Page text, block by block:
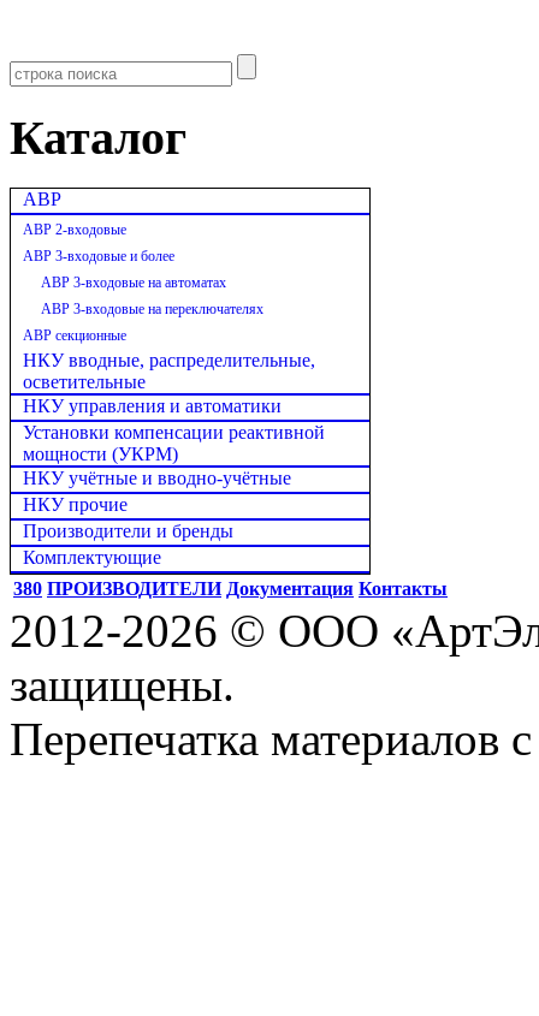
Каталог
АВР
АВР 2-входовые
АВР 3-входовые и более
АВР 3-входовые на автоматах
АВР 3-входовые на переключателях
АВР секционные
НКУ вводные, распределительные,
осветительные
НКУ управления и автоматики
Установки компенсации реактивной
мощности (УКРМ)
НКУ учётные и вводно-учётные
НКУ прочие
Производители и бренды
Комплектующие
380 ПРОИЗВОДИТЕЛИ Документация Контакты
2012-2026 © ООО
защищены.
Перепечатка материалов